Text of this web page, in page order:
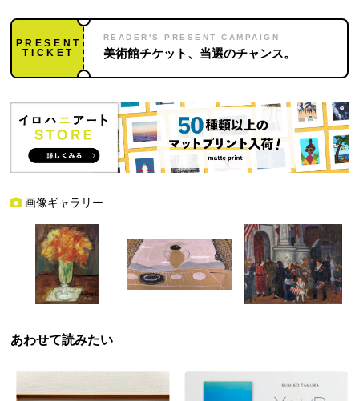
PRESENT
TICKET
READER'S PRESENT CAMPAIGN
美術館チケット、当選のチャンス。
画像ギャラリー
あわせて読みたい